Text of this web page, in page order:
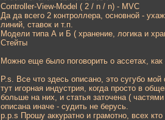
Controller-View-Model ( 2 / n / n) - MVC
Да да всего 2 контроллера, основной -
линий, ставок и т.п.
Модели типа А и Б ( хранение, логика и
Стейты
Можно еще было поговорить о ассетах,
P.s. Все что здесь описано, это сугубо
тут игорная индустрия, когда просто в
больше на них, и статья заточена (
описана иначе - судить не берусь.
p.p.s Прошу аккуратно и грамотно, всех